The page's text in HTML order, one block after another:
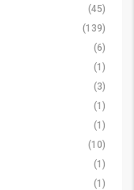
(45)
(139)
(6)
(1)
(3)
(1)
(1)
(10)
(1)
(1)